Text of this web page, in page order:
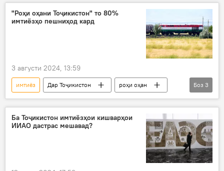
"Роҳи оҳани Тоҷикистон" то 80%
имтиёзҳо пешниҳод кард
3 августи 2024, 13:59
имтиёз Дар Тоҷикистон
роҳи оҳан
соҳибкор
содирот Нақлиёт
Боз 3
Ба Тоҷикистон имтиёзҳои кишварҳои
ИИАО дастрас мешавад?